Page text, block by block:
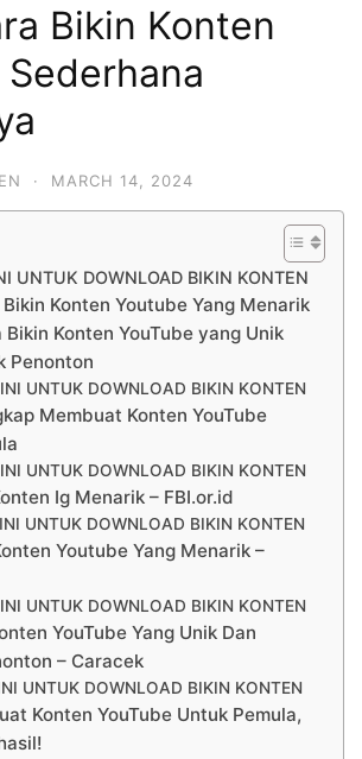
Bikin Konten
· MARCH 14, 2024
UNTUK DOWNLOAD BIKIN KONTEN
Bikin Konten Youtube Yang Menarik
Bikin Konten YouTube yang Unik
Penonton
UNTUK DOWNLOAD BIKIN KONTEN
Membuat Konten YouTube
UNTUK DOWNLOAD BIKIN KONTEN
Ig Menarik – FBI.or.id
UNTUK DOWNLOAD BIKIN KONTEN
Youtube Yang Menarik –
UNTUK DOWNLOAD BIKIN KONTEN
YouTube Yang Unik Dan
– Caracek
UNTUK DOWNLOAD BIKIN KONTEN
Konten YouTube Untuk Pemula,